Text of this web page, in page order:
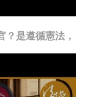
？是遵循憲法，